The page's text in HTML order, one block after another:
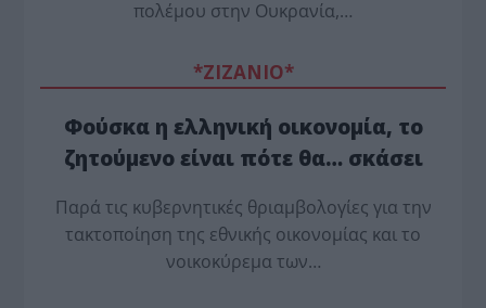
πολέμου στην Ουκρανία,…
*ZΙΖΑΝΙΟ*
Φούσκα η ελληνική οικονομία, το
ζητούμενο είναι πότε θα… σκάσει
Παρά τις κυβερνητικές θριαμβολογίες για την
τακτοποίηση της εθνικής οικονομίας και το
νοικοκύρεμα των…